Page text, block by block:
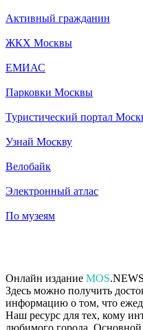
Активный гражданин
ЖКХ Москвы
ЕМИАС
Парковки Москвы
Туристический портал
Узнай Москву
Велобайк
Электронный атлас
По музеям
Онлайн издание MOS
Здесь можно получить
информацию о том, что
Наш ресурс для тех, кому
любимого города.